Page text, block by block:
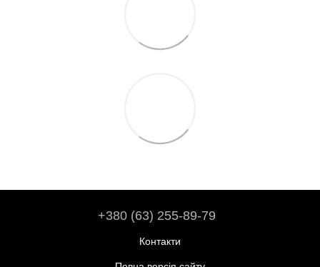
+380 (63) 255-89-79
Контакти